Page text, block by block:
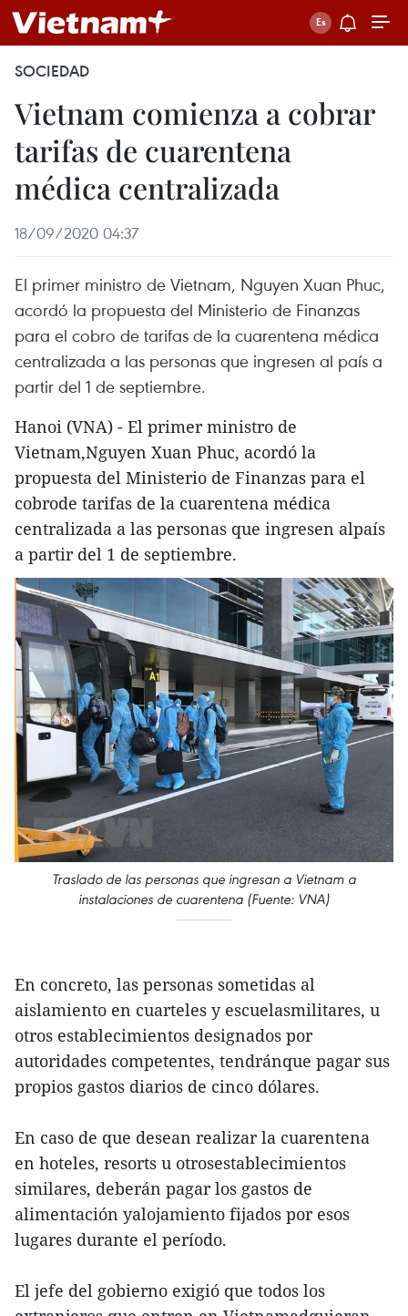
SOCIEDAD
Vietnam comienza a cobrar
tarifas de cuarentena
médica centralizada
18/09/2020 04:37
El primer ministro de Vietnam, Nguyen Xuan Phuc,
acordó la propuesta del Ministerio de Finanzas
para el cobro de tarifas de la cuarentena médica
centralizada a las personas que ingresen al país a
partir del 1 de septiembre.
Hanoi (VNA) - El primer ministro de
Vietnam,Nguyen Xuan Phuc, acordó la
propuesta del Ministerio de Finanzas para el
cobrode tarifas de la cuarentena médica
centralizada a las personas que ingresen alpaís
a partir del 1 de septiembre.
Traslado de las personas que ingresan a Vietnam a
instalaciones de cuarentena (Fuente: VNA)
En concreto, las personas sometidas al
aislamiento en cuarteles y escuelasmilitares, u
otros establecimientos designados por
autoridades competentes, tendránque pagar sus
propios gastos diarios de cinco dólares.
En caso de que desean realizar la cuarentena
en hoteles, resorts u otrosestablecimientos
similares, deberán pagar los gastos de
alimentación yalojamiento fijados por esos
lugares durante el período.
El jefe del gobierno exigió que todos los